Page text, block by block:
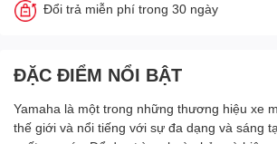
Đổi trả miễn phí trong 30 ngày
ĐẶC ĐIỂM NỔI BẬT
Yamaha là một trong những thương hiệu xe
thế giới và nổi tiếng với sự đa dạng và sáng